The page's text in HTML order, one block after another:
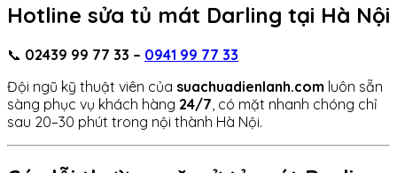
Hotline sửa tủ mát Darling tại Hà Nội
📞 02439 99 77 33 – 0941 99 77 33
Đội ngũ kỹ thuật viên của suachuadienlanh.com luôn sẵn
sàng phục vụ khách hàng 24/7 , có mặt nhanh chóng chỉ
sau 20–30 phút trong nội thành Hà Nội.